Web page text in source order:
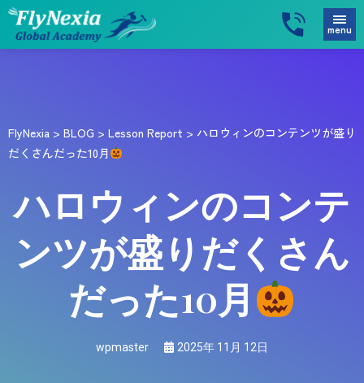
menu
FlyNexia > BLOG > Lesson Report > ハロウィンのコンテンツが盛り
だくさんだった10月
ハロウィンのコンテ
ンツが盛りだくさん
だった10月
wpmaster 2025年 11月 12日